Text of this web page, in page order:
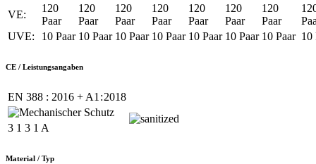
VE:
120
Paar
120
Paar
120
Paar
120
Paar
120
Paar
120
Paar
120
Paar
UVE:
10 Paar 10 Paar 10 Paar 10 Paar 10 Paar 10 Paar 10 Paar 10
CE / Leistungsangaben
EN 388 : 2016 + A1 : 2018
3 1 3 1 A
Material / Typ